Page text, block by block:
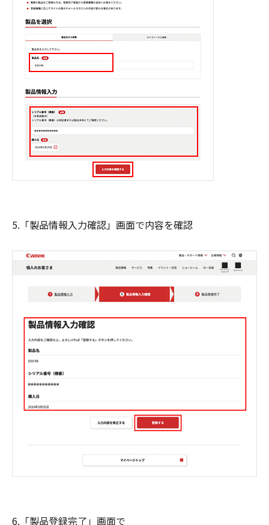
5.「製品情報入力確認」画面で内容を確認
6.「製品登録完了」画面で